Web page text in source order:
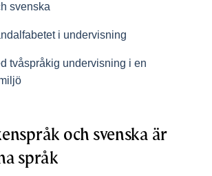
svenska
i undervisning
tvåspråkig undervisning i en
och svenska är
språk